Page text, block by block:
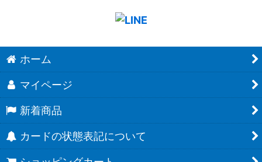
ホーム
マイページ
新着商品
カードの状態表記について